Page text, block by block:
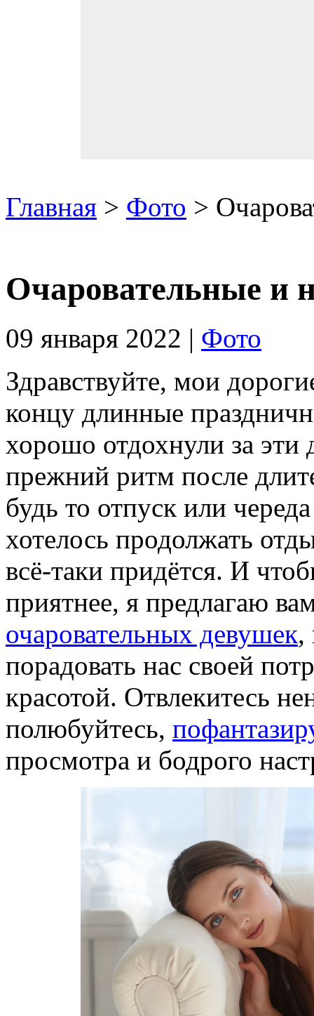
Главная > Фото >
Очаровательные и
09 января 2022 | Фото
Здравствуйте, мои
концу длинные
хорошо отдохнули за эти
прежний ритм после
будь то отпуск или
хотелось продолжать
всё-таки придётся. И
приятнее, я предлагаю
очаровательных девушек,
порадовать нас своей
красотой. Отвлекитесь
полюбуйтесь,
просмотра и бодрого